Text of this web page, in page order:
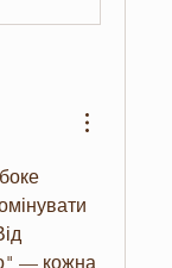
— кожна